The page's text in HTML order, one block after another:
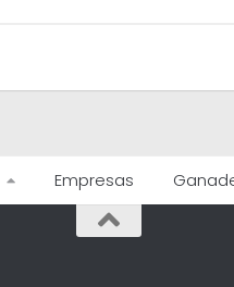
Empresas